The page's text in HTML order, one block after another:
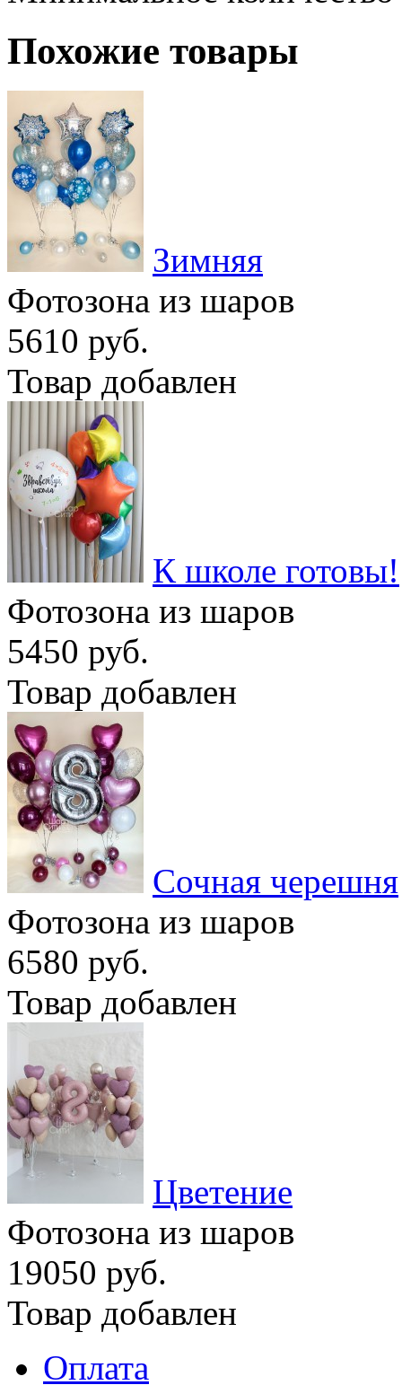
Похожие товары
Зимняя
Фотозона из шаров
5610 руб.
Товар добавлен
К школе готовы!
Фотозона из шаров
5450 руб.
Товар добавлен
Сочная черешня
Фотозона из шаров
6580 руб.
Товар добавлен
Цветение
Фотозона из шаров
19050 руб.
Товар добавлен
Оплата